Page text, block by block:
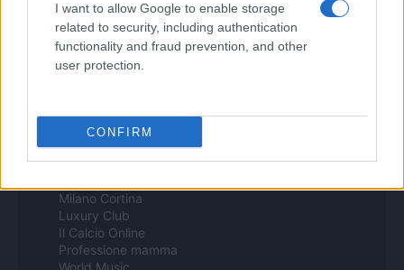
I want to allow Google to enable storage
related to security, including authentication
functionality and fraud prevention, and other
user protection.
CONFIRM
Motor Magazine
Notizie.it
Offerte Shopping
Pet Story
Style24
Think.it
Tuobenessere
Viaggiamo
Milano Cortina
Luxury Club
Il Calcio Online
Professione mamma
World Music